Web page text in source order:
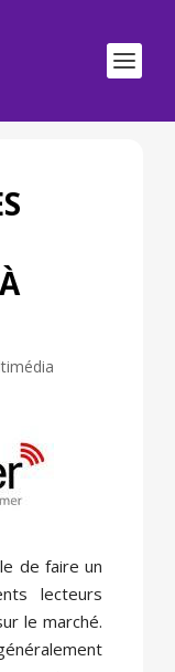
de faire un
lecteurs
le marché.